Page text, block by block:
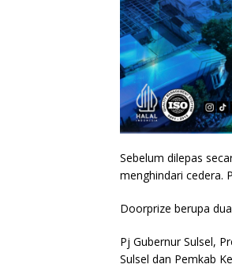
Sebelum dilepas
menghindari cedera.
Doorprize berupa
Pj Gubernur Sulsel,
Sulsel dan Pemkab